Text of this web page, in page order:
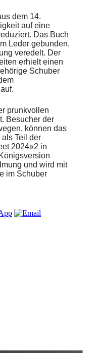
dem 14.
auf eine
Das Buch
Leder gebunden,
veredelt. Der
erhielt einen
Schuber
prunkvollen
Besucher der
können das
Teil der
2024»2 in
und wird mit
im Schuber